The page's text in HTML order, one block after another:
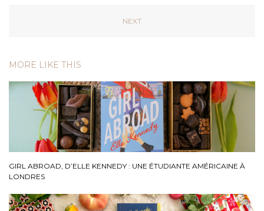
NEXT
MORE LIKE THIS
GIRL ABROAD, D’ELLE KENNEDY : UNE ÉTUDIANTE AMÉRICAINE À
LONDRES